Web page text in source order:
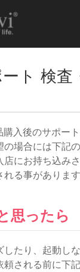
ト 検査
入後のサポー
の場合には下記
店にお持ち込み
る事があります
思ったら
たり、起動し
頼される前に下